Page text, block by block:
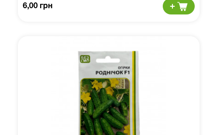
6,00 грн